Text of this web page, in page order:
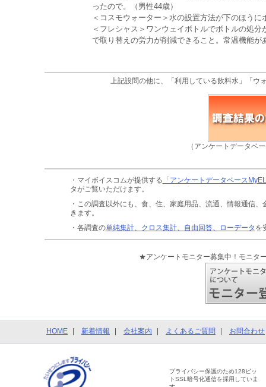
ったので。（男性44歳）
＜コスモウォーター＞水の設置方法が下のほう
＜フレシャス＞ワンウェイボトルでボトルの処
で取り替えの労力が削減できること。常温機能が
上記設問の他に、「利用している飲料水」「ウ
（アンケートデータベ
・マイボイスコムが提供する 「アンケートデータベース
タがご覧いただけます。
・この調査以外にも、食、住、家庭用品、流通、情報通信、
きます。
・各調査の単純集計、クロス集計、自由回答、ローデータ を
★アンケートモニター募集中！モニタ
HOME 新着情報 会社案内 よくあるご質問 お問合わせ
プライバシー保護のため128ビッ
トSSL暗号化通信を採用していま